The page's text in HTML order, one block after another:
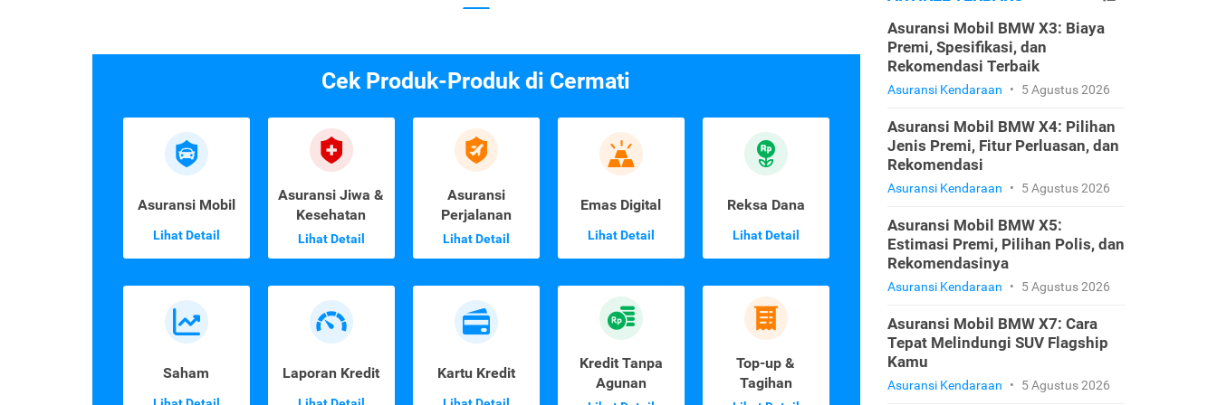
Cek Produk-Produk di Cermati
Asuransi Mobil
Lihat Detail
Asuransi Jiwa &
Kesehatan
Lihat Detail
Asuransi
Perjalanan
Lihat Detail
Emas Digital
Lihat Detail
Reksa Dana
Lihat Detail
Saham Laporan Kredit Kartu Kredit
Kredit Tanpa
Agunan
Top-up &
Tagihan
Asuransi Mobil BMW X3: Biaya
Premi, Spesifikasi, dan
Rekomendasi Terbaik
Asuransi Kendaraan • 5 Agustus 2026
Asuransi Mobil BMW X4: Pilihan
Jenis Premi, Fitur Perluasan, dan
Rekomendasi
Asuransi Kendaraan • 5 Agustus 2026
Asuransi Mobil BMW X5:
Estimasi Premi, Pilihan Polis, dan
Rekomendasinya
Asuransi Kendaraan • 5 Agustus 2026
Asuransi Mobil BMW X7: Cara
Tepat Melindungi SUV Flagship
Kamu
Asuransi Kendaraan • 5 Agustus 2026